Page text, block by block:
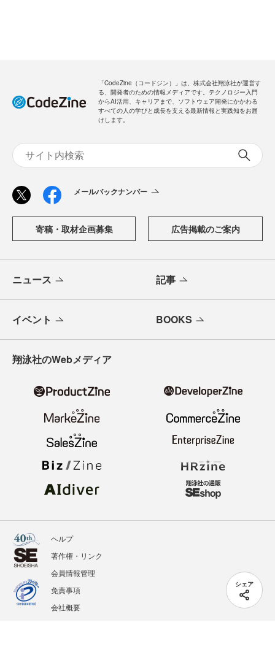
シェア
「CodeZine（コードジン）」は、株式会社翔泳社が運営す
る、開発者のための情報メディアです。テクノロジー入門
からAI活用、キャリアまで、ソフトウェア開発にかかわる
すべての人の学びと成長を支える最新情報と実践知をお届
けします。
メールバックナンバー
寄稿・取材企画募集 広告掲載のご案内
ニュース 記事
イベント BOOKS
翔泳社のWebメディア
ヘルプ
著作権・リンク
会員情報管理
免責事項
会社概要